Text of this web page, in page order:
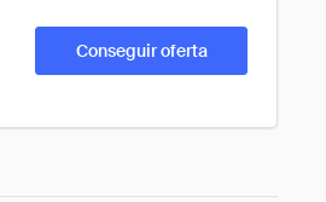
Conseguir oferta